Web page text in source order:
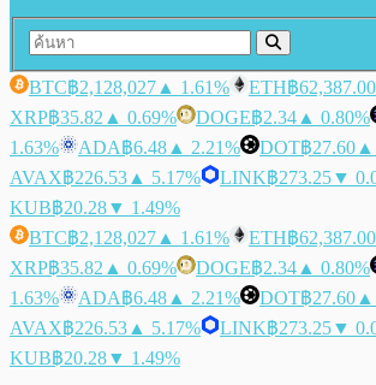
BTC฿2,128,027 ▲ 1.61% ETH฿62,387.00
XRP฿35.82 ▲ 0.69% DOGE฿2.34 ▲ 0.80%
1.63%
ADA฿6.48 ▲ 2.21% DOT฿27.60 ▲
AVAX฿226.53 ▲ 5.17% LINK฿273.25▼
KUB฿20.28▼ 1.49%
BTC฿2,128,027 ▲ 1.61% ETH฿62,387.00
XRP฿35.82 ▲ 0.69% DOGE฿2.34 ▲ 0.80%
1.63%
ADA฿6.48 ▲ 2.21% DOT฿27.60 ▲
AVAX฿226.53 ▲ 5.17% LINK฿273.25▼
KUB฿20.28▼ 1.49%